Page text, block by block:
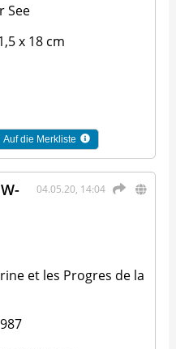
See
x 18 cm
Auf die Merkliste
04.05.20, 14:04
et les Progres de la